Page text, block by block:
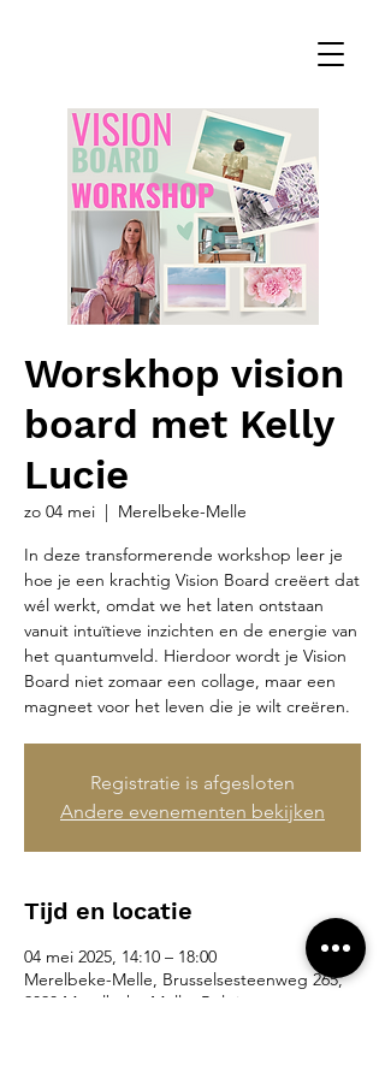
Worskhop vision
board met Kelly
Lucie
zo 04 mei
  |
Merelbeke-Melle
In deze transformerende workshop leer je
hoe je een krachtig Vision Board creëert dat
wél werkt, omdat we het laten ontstaan
vanuit intuïtieve inzichten en de energie van
het quantumveld. Hierdoor wordt je Vision
Board niet zomaar een collage, maar een
magneet voor het leven die je wilt creëren.
Registratie is afgesloten
Andere evenementen bekijken
Tijd en locatie
04 mei 2025, 14:10 – 18:00
Merelbeke-Melle, Brusselsesteenweg 265,
9090 Merelbeke-Melle, België